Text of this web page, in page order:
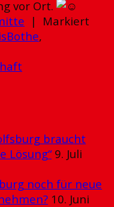
vor Ort.
|
Markiert
,
braucht
Lösung“ 9. Juli
noch für neue
10. Juni